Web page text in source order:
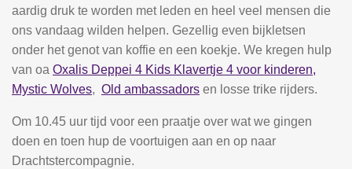
aardig druk te worden met leden en heel veel mensen die
ons vandaag wilden helpen. Gezellig even bijkletsen
onder het genot van koffie en een koekje. We kregen hulp
van oa Oxalis Deppei 4 Kids Klavertje 4 voor kinderen,
Mystic Wolves, Old ambassadors en losse trike rijders.
Om 10.45 uur tijd voor een praatje over wat we gingen
doen en toen hup de voortuigen aan en op naar
Drachtstercompagnie.